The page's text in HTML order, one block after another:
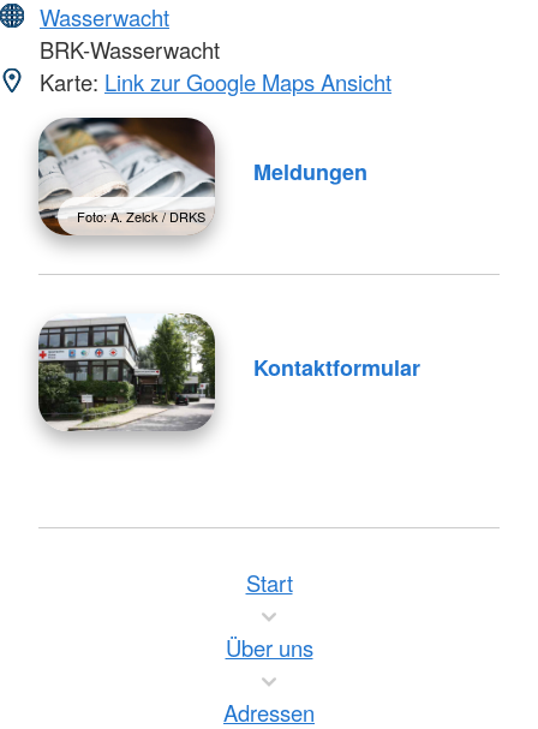
Wasserwacht
BRK-Wasserwacht
Karte: Link zur Google Maps Ansicht
Foto: A. Zelck / DRKS
Meldungen
Kontaktformular
Start
Über uns
Adressen